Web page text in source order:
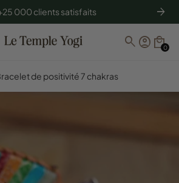
arrow_forward
+25 000 clients satisfaits
search account_circle local_mall
0
de positivité 7 chakras